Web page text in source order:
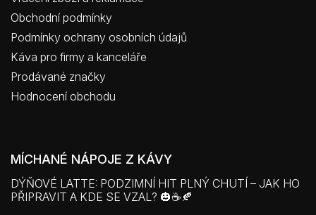
Obchodní podmínky
Podmínky ochrany osobních údajů
Káva pro firmy a kanceláře
Prodávané značky
Hodnocení obchodu
MÍCHANÉ NÁPOJE Z KÁVY
DÝŇOVÉ LATTE: PODZIMNÍ HIT PLNÝ CHUTÍ – JAK HO
PŘIPRAVIT A KDE SE VZAL? 🎃☕🍂